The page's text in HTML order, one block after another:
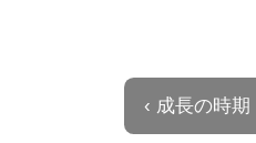
‹ 成長の時期